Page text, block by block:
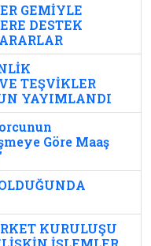
GEMİYLE
DESTEK
TEŞVİKLER
YAYIMLANDI
Göre Maaş
KURULUŞU